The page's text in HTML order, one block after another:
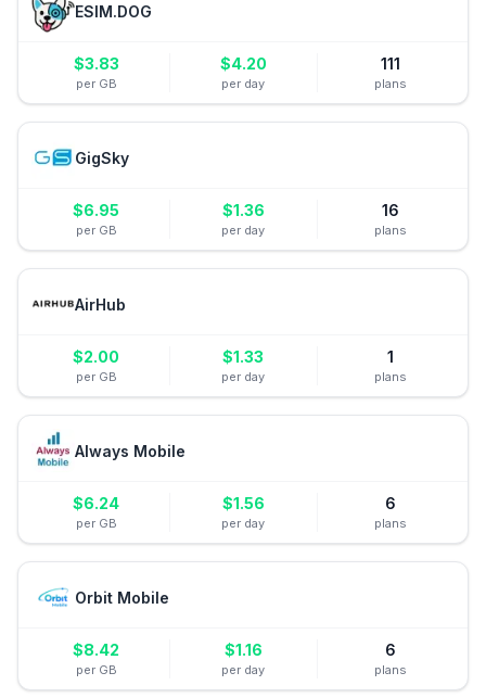
ESIM.DOG
$3.83
per GB
$4.20
per day
111
plans
GigSky
$6.95
per GB
$1.36
per day
16
plans
AirHub
$2.00
per GB
$1.33
per day
1
plans
Always Mobile
$6.24
per GB
$1.56
per day
6
plans
Orbit Mobile
$8.42
per GB
$1.16
per day
6
plans